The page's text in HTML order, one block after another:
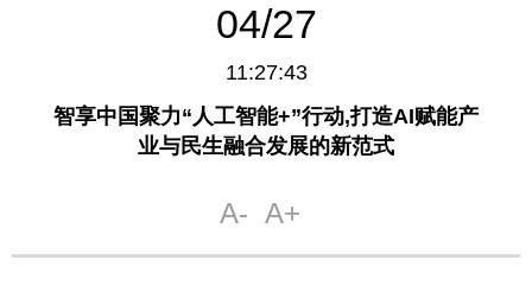
04/27
11:27:43
智享中国聚力“人工智能+”行动,打造AI赋能产
业与民生融合发展的新范式